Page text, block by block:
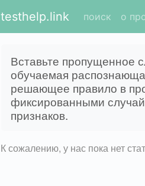
testhelp.link поиск о
Вставьте пропущенное
обучаемая
решающее правило в
фиксированными
признаков.
К сожалению, у нас пока нет